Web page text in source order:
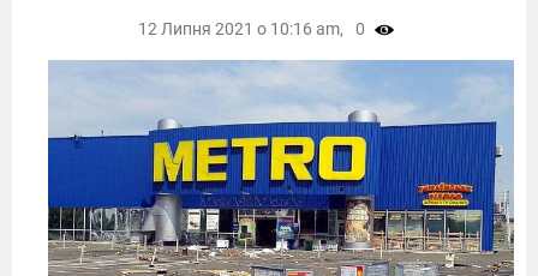
12 Липня 2021 о 10:16 am, 0